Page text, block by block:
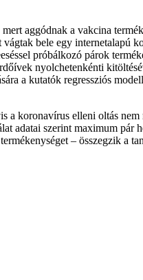
aggódnak a vakcina
bele egy internetalapú
próbálkozó párok
nyolchetenkénti
a kutatók regressziós
koronavírus elleni oltás
adatai szerint maximum pár
– összegzik a